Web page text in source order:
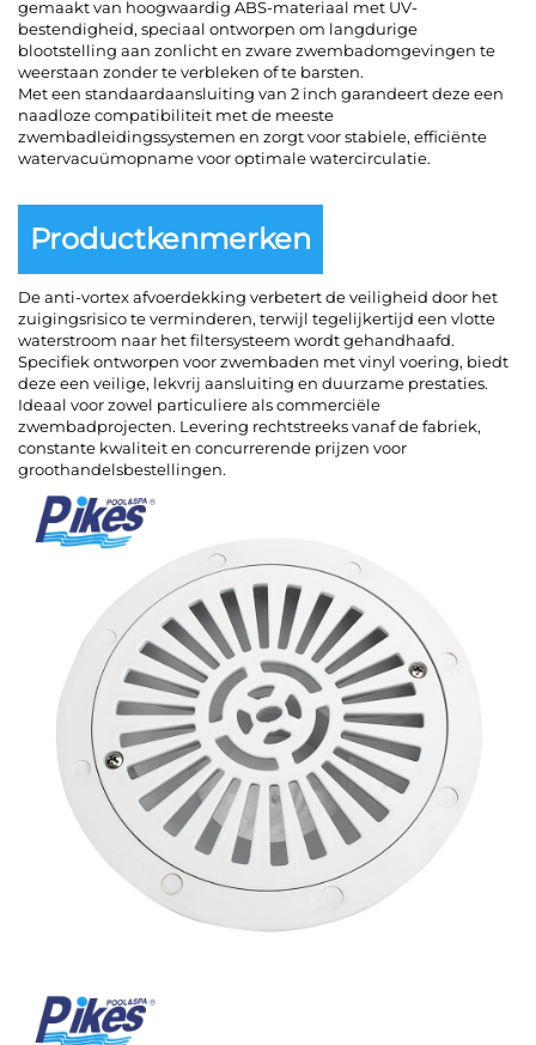
gemaakt van hoogwaardig ABS-materiaal met UV-
bestendigheid, speciaal ontworpen om langdurige
blootstelling aan zonlicht en zware zwembadomgevingen te
weerstaan zonder te verbleken of te barsten.
Met een standaardaansluiting van 2 inch garandeert deze een
naadloze compatibiliteit met de meeste
zwembadleidingssystemen en zorgt voor stabiele, efficiënte
watervacuümopname voor optimale watercirculatie.
Productkenmerken
De anti-vortex afvoerdekking verbetert de veiligheid door het
zuigingsrisico te verminderen, terwijl tegelijkertijd een vlotte
waterstroom naar het filtersysteem wordt gehandhaafd.
Specifiek ontworpen voor zwembaden met vinyl voering, biedt
deze een veilige, lekvrij aansluiting en duurzame prestaties.
Ideaal voor zowel particuliere als commerciële
zwembadprojecten. Levering rechtstreeks vanaf de fabriek,
constante kwaliteit en concurrerende prijzen voor
groothandelsbestellingen.